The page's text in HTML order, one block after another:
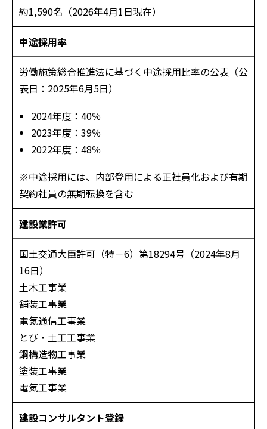
約1,590名（2026年4月1日現在）
中途採用率
労働施策総合推進法に基づく中途採用比率の公表（公
表日：2025年6月5日）
2024年度：40％
2023年度：39％
2022年度：48％
※中途採用には、内部登用による正社員化および有期
契約社員の無期転換を含む
建設業許可
国土交通大臣許可（特－6）第18294号（2024年8月
16日）
土木工事業
舗装工事業
電気通信工事業
とび・土工工事業
鋼構造物工事業
塗装工事業
電気工事業
建設コンサルタント登録